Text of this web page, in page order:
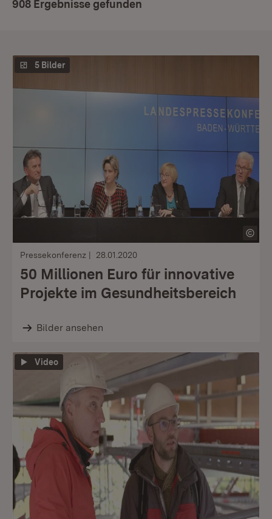
908 Ergebnisse gefunden
5 Bilder
Pressekonferenz 28.01.2020
50 Millionen Euro für innovative
Projekte im Gesundheitsbereich
Bilder ansehen
Video